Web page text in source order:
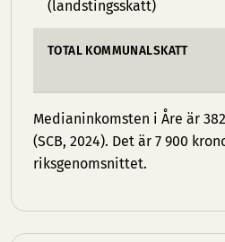
(landstingsskatt)
TOTAL KOMMUNALSKATT
Medianinkomsten i Åre är
(SCB, 2024). Det är 7 900
riksgenomsnittet.